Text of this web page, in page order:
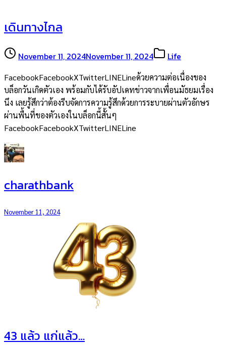
เดินทางไกล
November 11, 2024November 11, 2024 Life
FacebookFacebookXTwitterLINELineด้วยความต่อเนื่องของ
บล็อกวันเกิดตัวเอง พร้อมกับได้รับอัปเดทข่าวจากเพื่อนมัธยมเรื่อง
นึง เลยรู้สึกว่าต้องรีบจัดการความรู้สึกด้วยการระบายผ่านตัวอักษร
ผ่านพื้นที่ของตัวเองในบล็อกนี้สั้นๆ
FacebookFacebookXTwitterLINELine
charathbank
November 11, 2024
43 แล้ว แก่แล้ว…